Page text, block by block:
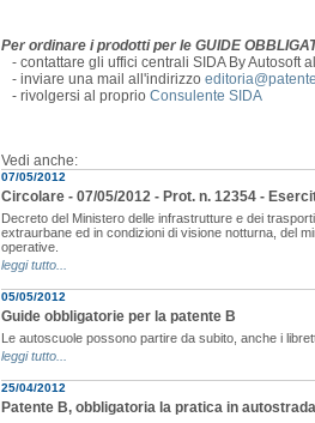
Per ordinare i prodotti per le GUIDE
- contattare gli uffici centrali SIDA By Autosoft
- inviare una mail all'indirizzo
- rivolgersi al proprio Consulente SIDA
Vedi anche:
07/05/2012
Circolare - 07/05/2012 - Prot. n. 12354 -
Decreto del Ministero delle infrastrutture e dei
extraurbane ed in condizioni di visione notturna, del
operative.
leggi tutto...
05/05/2012
Guide obbligatorie per la patente B
Le autoscuole possono partire da subito, anche i
leggi tutto...
25/04/2012
Patente B, obbligatoria la pratica in